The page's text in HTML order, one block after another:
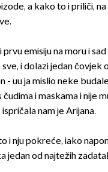
a kako to i priliči, na
prvu emisiju na moru i
i dolazi jedan čovjek
- uu ja mislio neke
čudima i maskama i nije
nam je Arijana.
i nju pokreće, iako
jedan od najtežih